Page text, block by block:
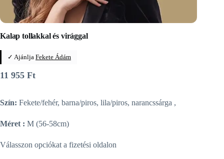
Kalap tollakkal és virággal
✓ Ajánlja Fekete Ádám
11 955 Ft
Szín: Fekete/fehér, barna/piros, lila/piros, narancssárga ,
Méret : M (56-58cm)
Válasszon opciókat a fizetési oldalon